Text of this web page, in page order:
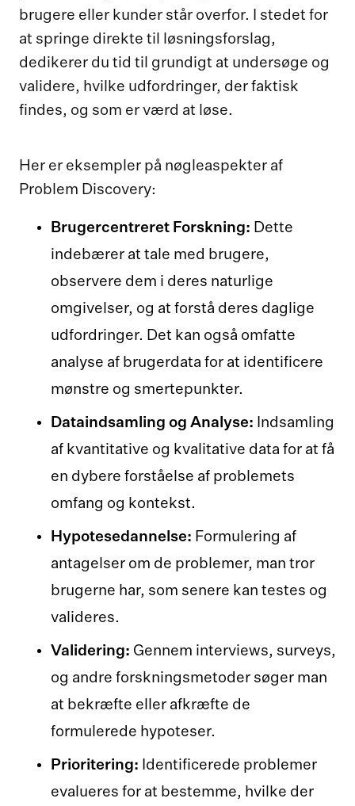
brugere eller kunder står overfor. I stedet for
at springe direkte til løsningsforslag,
dedikerer du tid til grundigt at undersøge og
validere, hvilke udfordringer, der faktisk
findes, og som er værd at løse.
Her er eksempler på nøgleaspekter af
Problem Discovery:
Brugercentreret Forskning: Dette
indebærer at tale med brugere,
observere dem i deres naturlige
omgivelser, og at forstå deres daglige
udfordringer. Det kan også omfatte
analyse af brugerdata for at identificere
mønstre og smertepunkter.
Dataindsamling og Analyse: Indsamling
af kvantitative og kvalitative data for at få
en dybere forståelse af problemets
omfang og kontekst.
Hypotesedannelse: Formulering af
antagelser om de problemer, man tror
brugerne har, som senere kan testes og
valideres.
Validering: Gennem interviews, surveys,
og andre forskningsmetoder søger man
at bekræfte eller afkræfte de
formulerede hypoteser.
Prioritering: Identificerede problemer
evalueres for at bestemme, hvilke der